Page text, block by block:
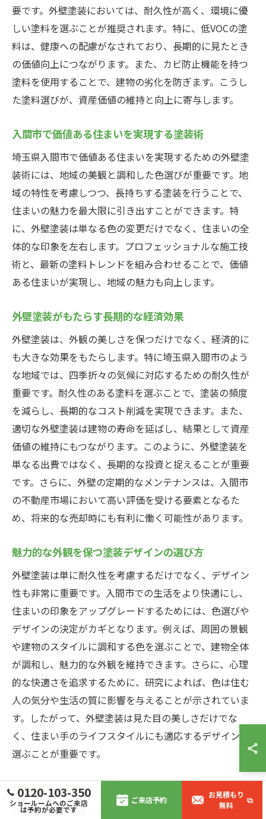
要です。外壁塗装においては、耐久性が高く、環境に優
しい塗料を選ぶことが推奨されます。特に、低VOCの塗
料は、健康への配慮がなされており、長期的に見たとき
の価値向上につながります。また、カビ防止機能を持つ
塗料を使用することで、建物の劣化を防ぎます。こうし
た塗料選びが、資産価値の維持と向上に寄与します。
入間市で価値ある住まいを実現する塗装術
埼玉県入間市で価値ある住まいを実現するための外壁塗
装術には、地域の美観と調和した色選びが重要です。地
域の特性を考慮しつつ、長持ちする塗装を行うことで、
住まいの魅力を最大限に引き出すことができます。特
に、外壁塗装は単なる色の変更だけでなく、住まいの全
体的な印象を左右します。プロフェッショナルな施工技
術と、最新の塗料トレンドを組み合わせることで、価値
ある住まいが実現し、地域の魅力も向上します。
外壁塗装がもたらす長期的な経済効果
外壁塗装は、外観の美しさを保つだけでなく、経済的に
も大きな効果をもたらします。特に埼玉県入間市のよう
な地域では、四季折々の気候に対応するための耐久性が
重要です。耐久性のある塗料を選ぶことで、塗装の頻度
を減らし、長期的なコスト削減を実現できます。また、
適切な外壁塗装は建物の寿命を延ばし、結果として資産
価値の維持にもつながります。このように、外壁塗装を
単なる出費ではなく、長期的な投資と捉えることが重要
です。さらに、外壁の定期的なメンテナンスは、入間市
の不動産市場において高い評価を受ける要素となるた
め、将来的な売却時にも有利に働く可能性があります。
魅力的な外観を保つ塗装デザインの選び方
外壁塗装は単に耐久性を考慮するだけでなく、デザイン
性も非常に重要です。入間市での生活をより快適にし、
住まいの印象をアップグレードするためには、色選びや
デザインの決定がカギとなります。例えば、周囲の景観
や建物のスタイルに調和する色を選ぶことで、建物全体
が調和し、魅力的な外観を維持できます。さらに、心理
的な快適さを追求するために、研究によれば、色は住む
人の気分や生活の質に影響を与えることが示されていま
す。したがって、外壁塗装は見た目の美しさだけでな
く、住まい手のライフスタイルにも適応するデザインを
選ぶことが重要です。
外観をアップデートするための最新トレンド
外壁塗装は、住まいの第一印象を左右する重要な要素で
0120-103-350
ショールームへのご来店
は予約が必要です
ご来店予約
お見積もり
無料